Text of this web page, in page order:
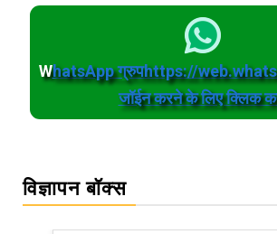
WhatsApp ग्रुपhttps://
जॉईन करने के लिए क्लिक
विज्ञापन बॉक्स